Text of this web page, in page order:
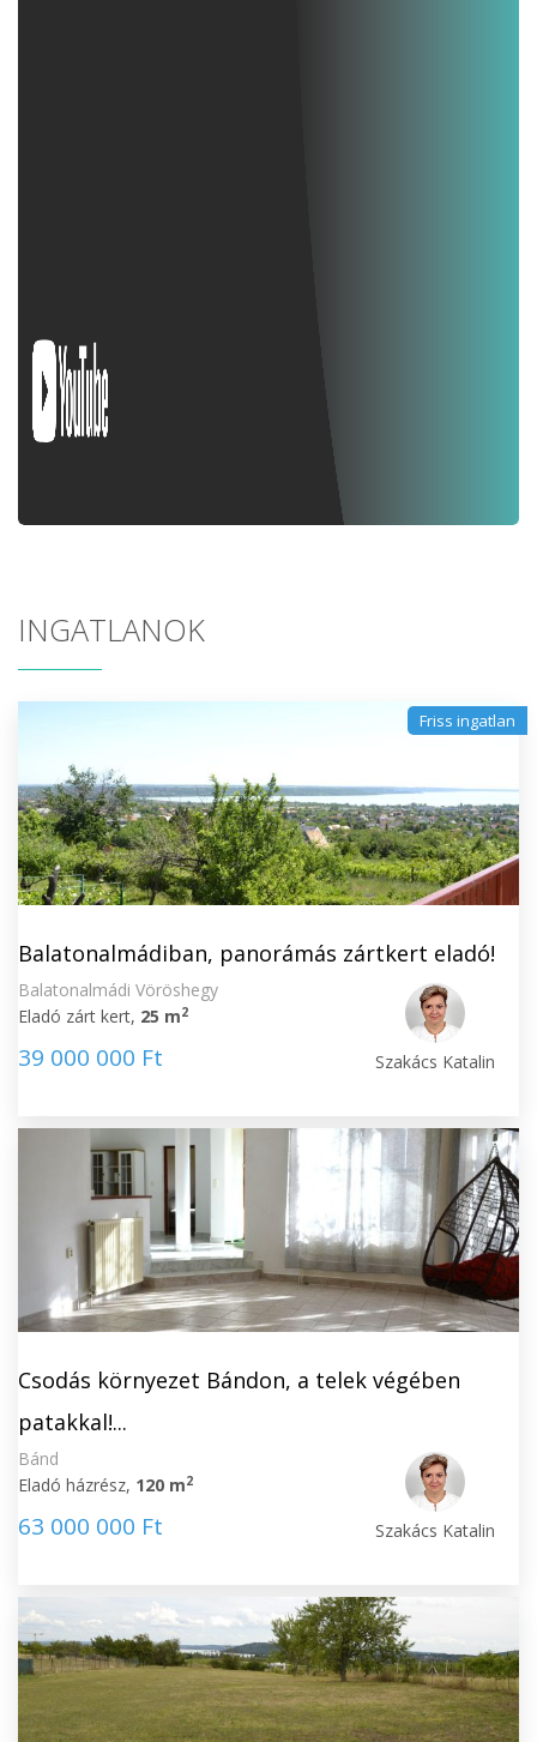
INGATLANOK
Friss ingatlan
Balatonalmádiban, panorámás zártkert eladó!
Balatonalmádi Vöröshegy
Eladó zárt kert, 25 m2
39 000 000 Ft Szakács Katalin
Csodás környezet Bándon, a telek végében
patakkal!...
Bánd
Eladó házrész, 120 m2
63 000 000 Ft Szakács Katalin